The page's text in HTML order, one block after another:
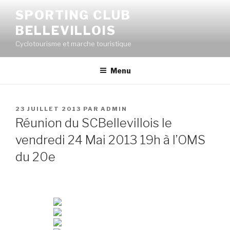
SPORTING CLUB
BELLEVILLOIS
Cyclotourisme et marche touristique
Menu
23 JUILLET 2013 PAR ADMIN
Réunion du SCBellevillois le
vendredi 24 Mai 2013 19h à l’OMS
du 20e